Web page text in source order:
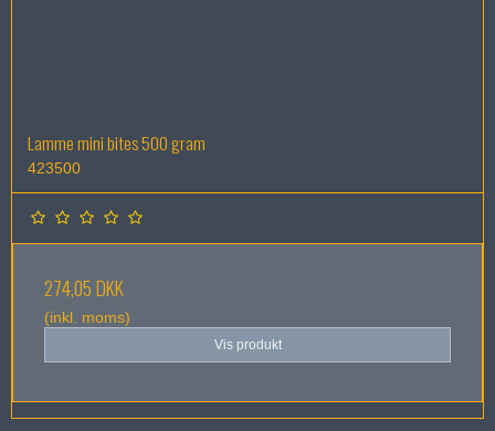
Lamme mini bites 500 gram
423500
274,05 DKK
(inkl. moms)
Vis produkt